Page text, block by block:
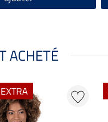
ACHETÉ